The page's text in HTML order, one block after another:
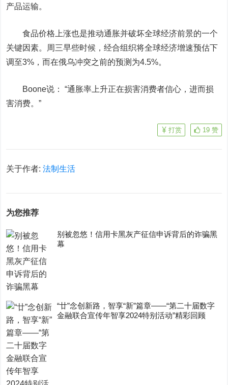
产品运输。
食品价格上涨也是推动通胀并破坏全球经济前景的一个
关键因素。周三早些时候，经合组织将全球经济增速预估下
调至3%，而在俄乌冲突之前的预测为4.5%。
Boone说： “通胀率上升正在损害消费者信心，进而损
害消费。”
19 赞
打赏
关于作者:法制生活
为您推荐
别被忽悠！信用卡黑灰产征信申诉背后的诈骗黑
幕
“廿”念创新路，智享“新”篇章——“第二十届数字
金融联合宣传年智享2024特别活动”精彩回顾